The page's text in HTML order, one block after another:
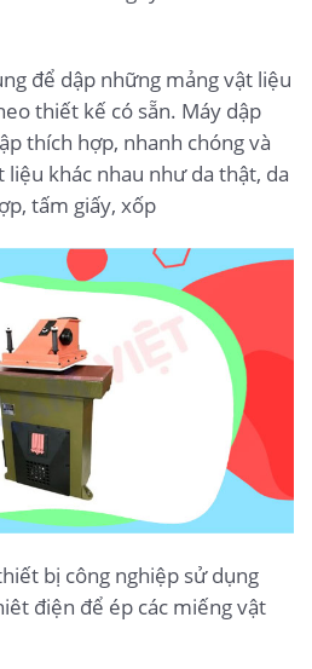
để dập những mảng vật liệu
thiết kế có sẵn. Máy dập
thích hợp, nhanh chóng và
liệu khác nhau như da thật, da
tấm giấy, xốp
bị công nghiệp sử dụng
điện để ép các miếng vật